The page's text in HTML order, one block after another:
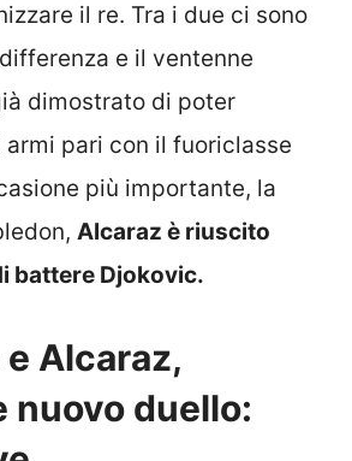
il re. Tra i due ci sono
e il ventenne
dimostrato di poter
pari con il fuoriclasse
più importante, la
Alcaraz è riuscito
battere Djokovic.
Alcaraz,
nuovo duello: